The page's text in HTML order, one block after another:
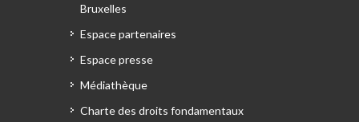
Bruxelles
Espace partenaires
Espace presse
Médiathèque
Charte des droits fondamentaux